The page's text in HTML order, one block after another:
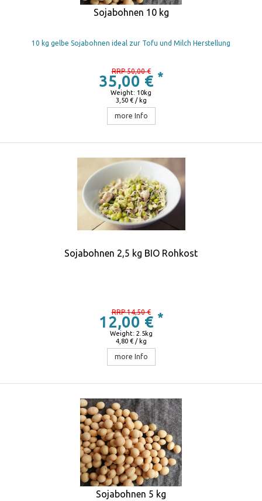
Sojabohnen 10 kg
10 kg gelbe Sojabohnen ideal zur Tofu und Milch Herstellung
RRP 50,00 €
35,00 € *
3,50 € / kg
Weight: 10kg
more Info
Sojabohnen 2,5 kg BIO Rohkost
RRP 14,50 €
12,00 € *
4,80 € / kg
Weight: 2.5kg
more Info
Sojabohnen 5 kg